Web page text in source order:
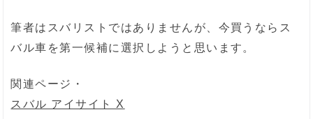
筆者はスバリストではありませんが、今買うならス
バル車を第一候補に選択しようと思います。
関連ページ・
スバル アイサイト X